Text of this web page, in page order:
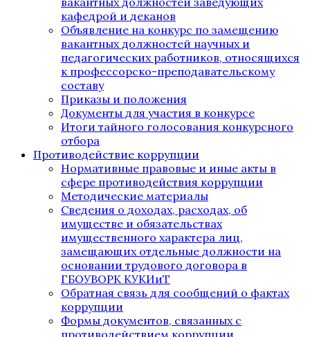
кафедрой и деканов
Объявление на конкурс по замещению
вакантных должностей научных и
педагогических работников, относящихся
к профессорско-преподавательскому
составу
Приказы и положения
Документы для участия в конкурсе
Итоги тайного голосования конкурсного
отбора
Противодействие коррупции
Нормативные правовые и иные акты в
сфере противодействия коррупции
Методические материалы
Сведения о доходах, расходах, об
имуществе и обязательствах
имущественного характера лиц,
замещающих отдельные должности на
основании трудового договора в
ГБОУВОРК КУКИиТ
Обратная связь для сообщений о фактах
коррупции
Формы документов, связанных с
противодействием коррупции